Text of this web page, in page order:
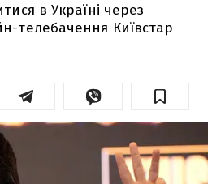
в Україні через
телебачення Київстар